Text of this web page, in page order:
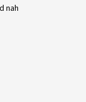
nah